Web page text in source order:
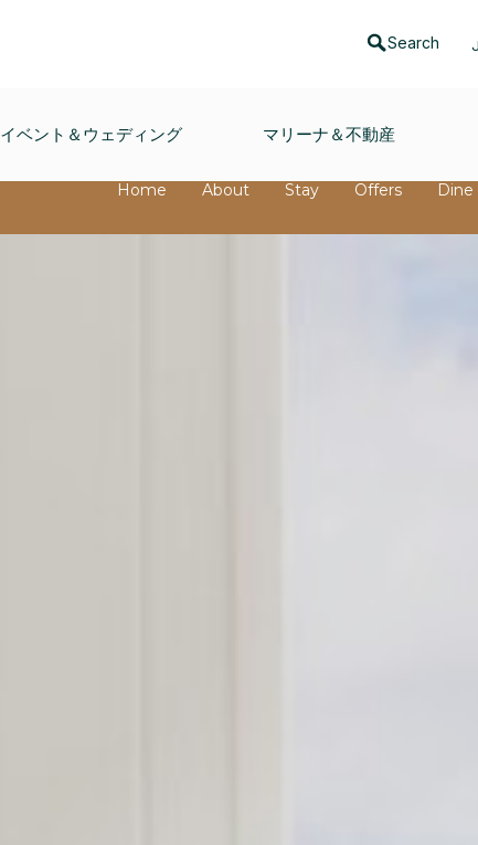
Search
イベント＆ウェディング マリーナ＆不動産
Home About Stay Offers Dine